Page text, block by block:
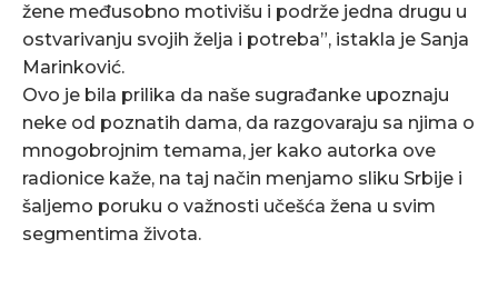
žene međusobno motivišu i podrže jedna drugu u
ostvarivanju svojih želja i potreba”, istakla je Sanja
Marinković.
Ovo je bila prilika da naše sugrađanke upoznaju
neke od poznatih dama, da razgovaraju sa njima o
mnogobrojnim temama, jer kako autorka ove
radionice kaže, na taj način menjamo sliku Srbije i
šaljemo poruku o važnosti učešća žena u svim
segmentima života.